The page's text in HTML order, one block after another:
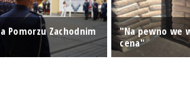
Pomorzu Zachodnim
"Na pewno we
cena"